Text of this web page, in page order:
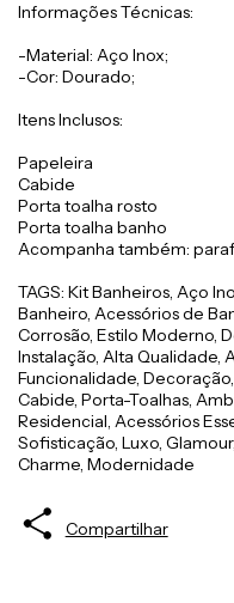
Informações Técnicas:
-Material: Aço Inox;
-Cor: Dourado;
Itens Inclusos:
Papeleira
Cabide
Porta toalha rosto
Porta toalha banho
Acompanha também:
TAGS: Kit Banheiros, Aço
Banheiro, Acessórios de
Corrosão, Estilo Moderno,
Instalação, Alta Qualidade,
Funcionalidade,
Cabide, Porta-Toalhas,
Residencial, Acessórios
Sofisticação, Luxo,
Charme, Modernidade
Compartilhar